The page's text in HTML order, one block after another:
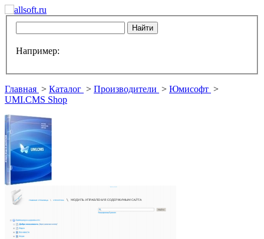
Например:
Главная > Каталог > Производители > Юмисофт >
UMI.CMS Shop